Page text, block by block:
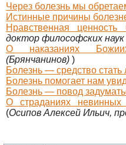
Через болезнь мы
Истинные причины
Нравственная ценность
доктор философских наук
О наказаниях
(Брянчанинов) )
Болезнь — средство стать
Болезнь помогает нам
Болезнь — повод
О страданиях
(Осипов Алексей Ильич,